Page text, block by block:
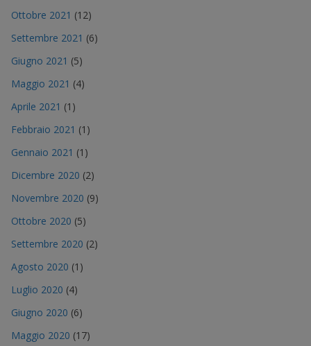
Ottobre 2021 (12)
Settembre 2021 (6)
Giugno 2021 (5)
Maggio 2021 (4)
Aprile 2021 (1)
Febbraio 2021 (1)
Gennaio 2021 (1)
Dicembre 2020 (2)
Novembre 2020 (9)
Ottobre 2020 (5)
Settembre 2020 (2)
Agosto 2020 (1)
Luglio 2020 (4)
Giugno 2020 (6)
Maggio 2020 (17)